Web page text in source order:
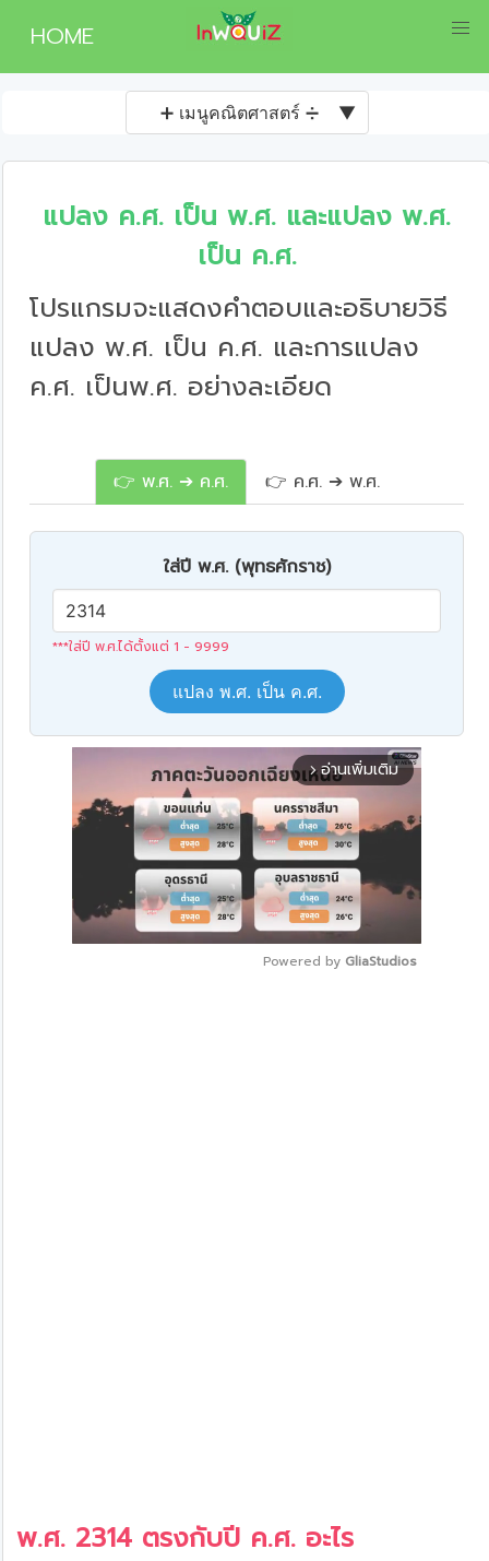
HOME
➕ เมนูคณิตศาสตร์ ➗ ▼
แปลง ค.ศ. เป็น พ.ศ. และแปลง พ.ศ.
เป็น ค.ศ.
โปรแกรมจะแสดงคำตอบและอธิบายวิธี
แปลง พ.ศ. เป็น ค.ศ. และการแปลง
ค.ศ. เป็นพ.ศ. อย่างละเอียด
👉 พ.ศ. ➔ ค.ศ. 👉 ค.ศ. ➔ พ.ศ.
ใส่ปี พ.ศ. (พุทธศักราช)
***ใส่ปี พ.ศ.ได้ตั้งแต่ 1 - 9999
แปลง พ.ศ. เป็น ค.ศ.
arrow_forward_ios อ่านเพิ่มเติม
Powered by GliaStudios
พ.ศ. 2314 ตรงกับปี ค.ศ. อะไร